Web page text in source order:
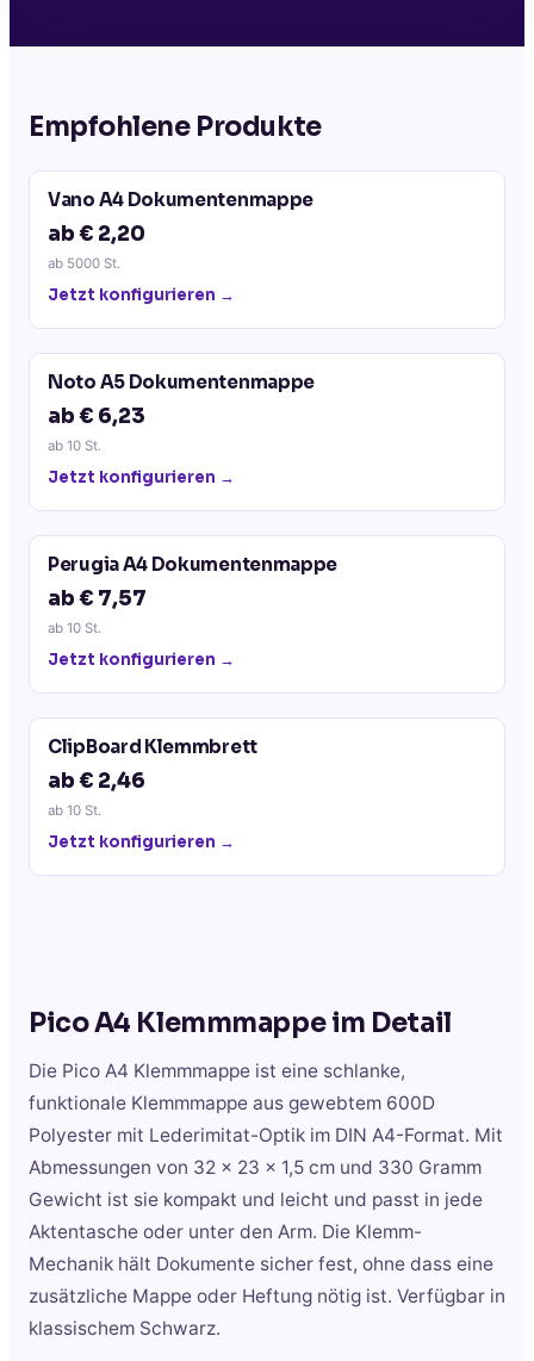
Empfohlene Produkte
Vano A4 Dokumentenmappe
ab € 2,20
ab 5000 St.
Jetzt konfigurieren →
Noto A5 Dokumentenmappe
ab € 6,23
ab 10 St.
Jetzt konfigurieren →
Perugia A4 Dokumentenmappe
ab € 7,57
ab 10 St.
Jetzt konfigurieren →
ClipBoard Klemmbrett
ab € 2,46
ab 10 St.
Jetzt konfigurieren →
Pico A4 Klemmmappeim Detail
Die Pico A4 Klemmmappe ist eine schlanke,
funktionale Klemmmappe aus gewebtem 600D
Polyester mit Lederimitat-Optik im DIN A4-Format. Mit
Abmessungen von 32 x 23 x 1,5 cm und 330 Gramm
Gewicht ist sie kompakt und leicht und passt in jede
Aktentasche oder unter den Arm. Die Klemm-
Mechanik hält Dokumente sicher fest, ohne dass eine
zusätzliche Mappe oder Heftung nötig ist. Verfügbar in
klassischem Schwarz.